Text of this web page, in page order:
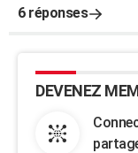
6 réponses
DEVENEZ